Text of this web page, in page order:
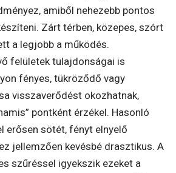
amiből nehezebb pontos
Zárt térben, közepes, szórt
a legjobb a működés.
felületek tulajdonságai is
fényes, tükröződő vagy
visszaverődést okozhatnak,
pontként érzékel. Hasonló
erősen sötét, fényt elnyelő
jellemzően kevésbé drasztikus. A
szűréssel igyekszik ezeket a